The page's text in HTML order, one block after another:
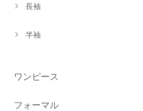
長袖
半袖
ワンピース
フォーマル